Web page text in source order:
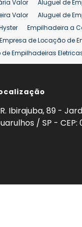
Valor
Aluguel de
Valor
Aluguel de
Empilhadeira a
Empresa de Locação de
Empilhadeiras
de Empilhadeiras
Empilhadeira
ton Venda
R. Ibirajuba, 89 -
/ SP - CEP: